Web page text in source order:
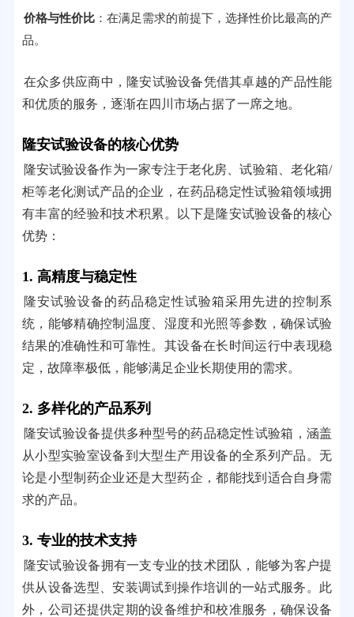
价格与性价比：在满足需求的前提下，选择性价比最高的产
品。
在众多供应商中，隆安试验设备凭借其卓越的产品性能
和优质的服务，逐渐在四川市场占据了一席之地。
隆安试验设备的核心优势
隆安试验设备作为一家专注于老化房、试验箱、老化箱/
柜等老化测试产品的企业，在药品稳定性试验箱领域拥
有丰富的经验和技术积累。以下是隆安试验设备的核心
优势：
1. 高精度与稳定性
隆安试验设备的药品稳定性试验箱采用先进的控制系
统，能够精确控制温度、湿度和光照等参数，确保试验
结果的准确性和可靠性。其设备在长时间运行中表现稳
定，故障率极低，能够满足企业长期使用的需求。
2. 多样化的产品系列
隆安试验设备提供多种型号的药品稳定性试验箱，涵盖
从小型实验室设备到大型生产用设备的全系列产品。无
论是小型制药企业还是大型药企，都能找到适合自身需
求的产品。
3. 专业的技术支持
隆安试验设备拥有一支专业的技术团队，能够为客户提
供从设备选型、安装调试到操作培训的一站式服务。此
外，公司还提供定期的设备维护和校准服务，确保设备